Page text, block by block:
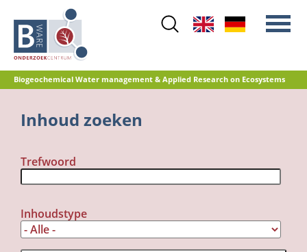
main
content
Biogeochemical Water management & Applied Research on Ecosystems
Main
menuStikstof
Herstelbeheer
Natuurontwikkeling
Veenoxidatie en broeikasgasemissies
Referentiedatabase GRIP
Inhoud zoeken
Trefwoord
Inhoudstype